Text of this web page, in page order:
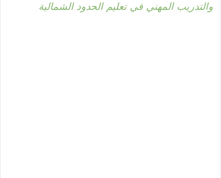
والتدريب المهني في تعليم الحدود الشمالية